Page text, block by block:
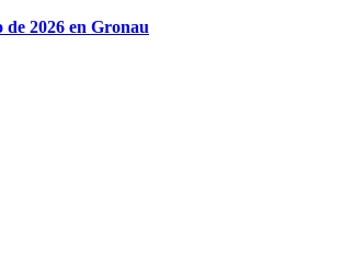
2026 en Gronau